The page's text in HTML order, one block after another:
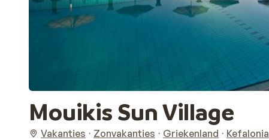
Mouikis Sun Village
Vakanties Zonvakanties Griekenland Kefalonia